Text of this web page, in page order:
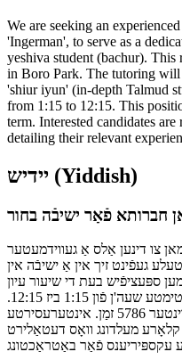
We are seeking an
'Ingerman', to serve as a
yeshiva student (bachur). This
in Boro Park. The tutoring
'shiur iyun' (in-depth Talmud
from 1:15 to 12:15. This
term. Interested candidates are
detailing their relevant
יידיש (Yiddish)
חברותא פֿאַר ישיבֿה בחור
צו דינען אַלס אַ געווידמעטער
געפֿינט זיך אין אַ ישיבֿה אין
ספּעציפֿיש בעת די שיעור עיון
(טיפֿע גמרא לערנען) סעסיע, מיט באַשטימטע שעה'ן פֿון 1:15 ביז 12:15.
די פּאָזיציע איז פֿאַרן קומענדיגן ווינטער 5786 זמַן. אינטערעסירטע
קלאָרע מעלדונג וואָס דעטאַלירט